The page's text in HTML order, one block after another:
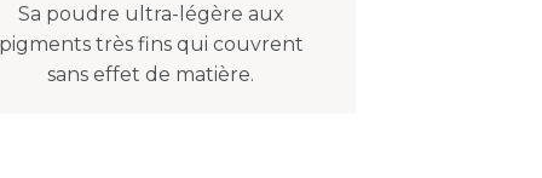
Sa poudre ultra-légère aux
très fins qui couvrent
sans effet de matière.